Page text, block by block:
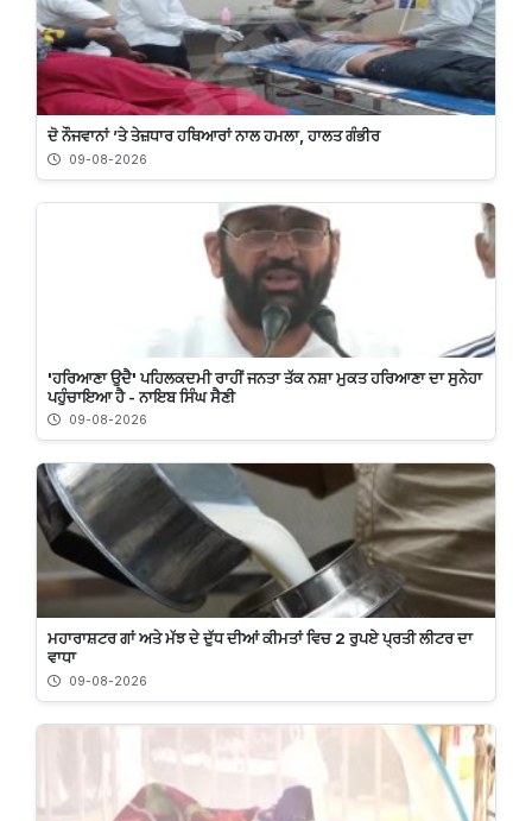
ਦੋ ਨੌਜਵਾਨਾਂ ’ਤੇ ਤੇਜ਼ਧਾਰ ਹਥਿਆਰਾਂ ਨਾਲ ਹਮਲਾ, ਹਾਲਤ ਗੰਭੀਰ
09-08-2026
'ਹਰਿਆਣਾ ਉਦੈ' ਪਹਿਲਕਦਮੀ ਰਾਹੀਂ ਜਨਤਾ ਤੱਕ ਨਸ਼ਾ ਮੁਕਤ ਹਰਿਆਣਾ ਦਾ ਸੁਨੇਹਾ
ਪਹੁੰਚਾਇਆ ਹੈ - ਨਾਇਬ ਸਿੰਘ ਸੈਣੀ
09-08-2026
ਮਹਾਰਾਸ਼ਟਰ ਗਾਂ ਅਤੇ ਮੱਝ ਦੇ ਦੁੱਧ ਦੀਆਂ ਕੀਮਤਾਂ ਵਿਚ 2 ਰੁਪਏ ਪ੍ਰਤੀ ਲੀਟਰ ਦਾ
ਵਾਧਾ
09-08-2026